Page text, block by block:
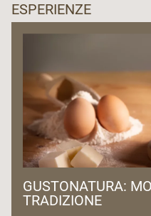
ESPERIENZE
GUSTONATURA:
TRADIZIONE